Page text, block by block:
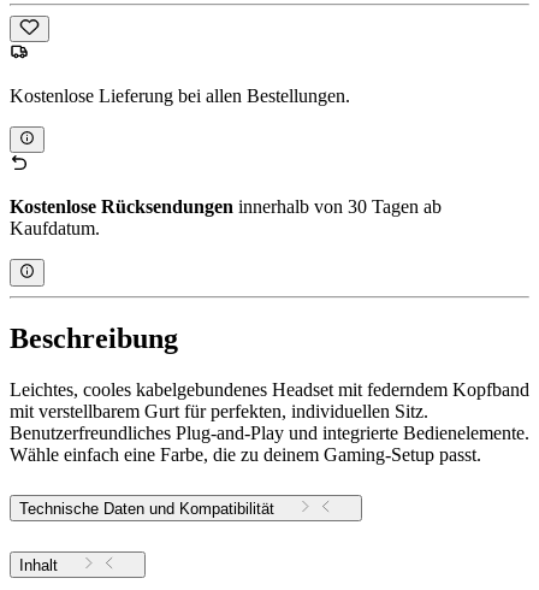
Kostenlose Lieferung bei allen Bestellungen.
Kostenlose Rücksendungen innerhalb von 30 Tagen ab
Kaufdatum.
Beschreibung
Leichtes, cooles kabelgebundenes Headset mit federndem Kopfband
mit verstellbarem Gurt für perfekten, individuellen Sitz.
Benutzerfreundliches Plug-and-Play und integrierte Bedienelemente.
Wähle einfach eine Farbe, die zu deinem Gaming-Setup passt.
Technische Daten und Kompatibilität
Inhalt